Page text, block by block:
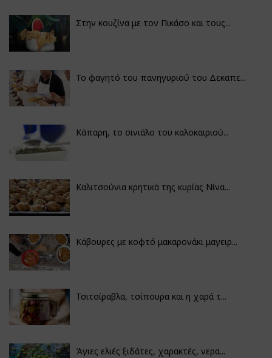
Στην κουζίνα με τον Πικάσο και τους...
Το φαγητό του πανηγυριού του Δεκαπε...
Κάπαρη, το σινιάλο του καλοκαιριού...
Καλιτσούνια κρητικά της κυρίας Νίνα...
Κάβουρες με κοφτό μακαρονάκι μαγειρ...
Τσιτσίραβλα, τσίπουρα και η χαρά τ...
Άγιες ελιές ξιδάτες, χαρακτές, νερα...